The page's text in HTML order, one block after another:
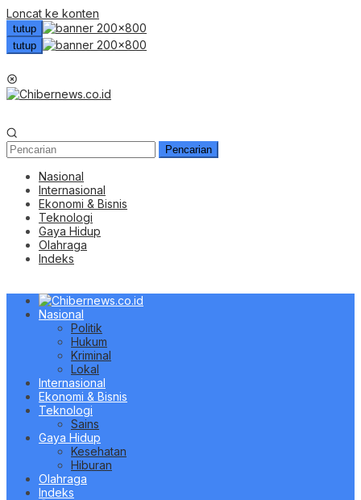
Loncat ke konten
tutup
tutup
Pencarian
Nasional
Internasional
Ekonomi & Bisnis
Teknologi
Gaya Hidup
Olahraga
Indeks
Nasional
Politik
Hukum
Kriminal
Lokal
Internasional
Ekonomi & Bisnis
Teknologi
Sains
Gaya Hidup
Kesehatan
Hiburan
Olahraga
Indeks